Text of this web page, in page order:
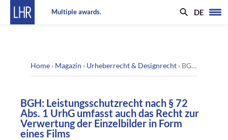
Multiple awards. DE
Home › Magazin › Urheberrecht & Designrecht › BGH: Leistungsschutzrecht nach § 72 Abs. 1 UrhG umfasst auch das Recht zur Verwertung der Einzelbilder in Form eines Films
BGH: Leistungsschutzrecht nach § 72
Abs. 1 UrhG umfasst auch das Recht zur
Verwertung der Einzelbilder in Form
eines Films